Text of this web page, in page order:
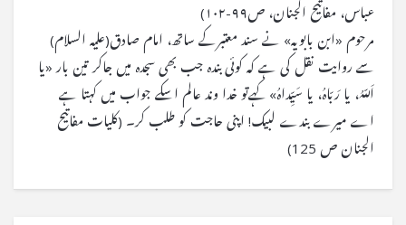
عباس، مفاتیح الجنان، ص۹۹-۱۰۲)
مرحوم «ابن بابویه» نے سند معتبرکے ساتھ، امام صادق(علیه السلام)
سے روایت نقل کی ہے کہ کوئی بندہ جب بھی سجدہ میں جاکر تین بار «یا
اَللّهُ، یا رَبّاهُ، یا سَیِّداهُ» کہےتو خدا وند عالم اسکے جواب میں کہتا ہے
اے میرے بندے لبیک! اپنی حاجت کو طلب کر۔ (کلیات مفاتیح
الجنان ص 125)